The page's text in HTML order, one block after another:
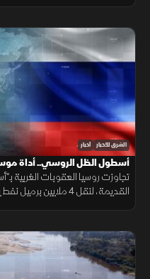
الشرق للأخبار أخبار
أسطول الظل الروسي.. أداة
تجاوزت روسيا العقوبات الغربية
القديمة، لنقل 4